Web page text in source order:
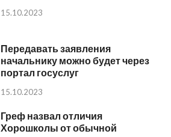
15.10.2023
Передавать заявления
начальнику можно будет через
портал госуслуг
15.10.2023
Греф назвал отличия
Хорошколы от обычной